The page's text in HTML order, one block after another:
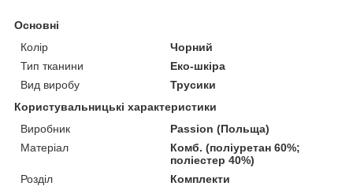
Основні
Колір
Чорний
Тип тканини
Еко-шкіра
Вид виробу
Трусики
Користувальницькі характеристики
Виробник
Passion (Польща)
Матеріал
Комб. (поліуретан 60%;
поліестер 40%)
Розділ
Комплекти